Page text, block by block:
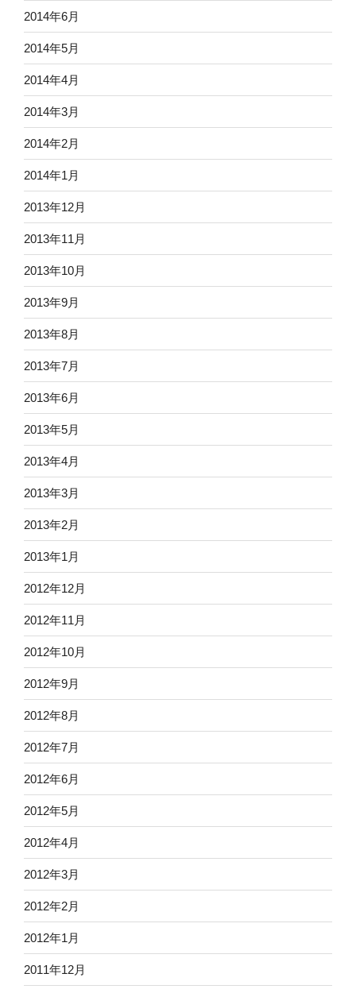
2014年6月
2014年5月
2014年4月
2014年3月
2014年2月
2014年1月
2013年12月
2013年11月
2013年10月
2013年9月
2013年8月
2013年7月
2013年6月
2013年5月
2013年4月
2013年3月
2013年2月
2013年1月
2012年12月
2012年11月
2012年10月
2012年9月
2012年8月
2012年7月
2012年6月
2012年5月
2012年4月
2012年3月
2012年2月
2012年1月
2011年12月